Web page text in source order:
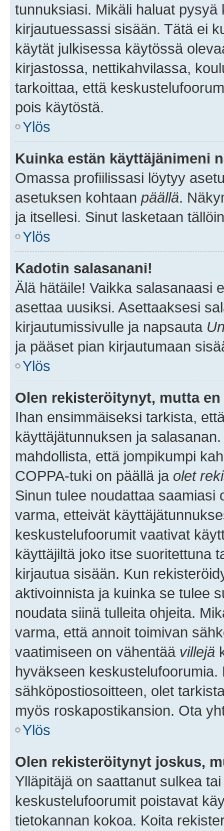
tunnuksiasi. Mikäli haluat
kirjautuessassi sisään. Tätä ei
käytät julkisessa käytössä
kirjastossa, nettikahvilassa,
tarkoittaa, että
pois käytöstä.
Ylös
Kuinka estän käyttäjänimeni
Omassa profiilissasi löytyy
asetuksen kohtaan päällä.
ja itsellesi. Sinut lasketaan
Ylös
Kadotin salasanani!
Älä hätäile! Vaikka salasanaasi
asettaa uusiksi. Asettaaksesi
kirjautumissivulle ja napsauta
ja pääset pian kirjautumaan
Ylös
Olen rekisteröitynyt, mutta
Ihan ensimmäiseksi tarkista,
käyttäjätunnuksen ja
mahdollista, että jompikumpi
COPPA-tuki on päällä ja olet
Sinun tulee noudattaa saamiasi
varma, etteivät
keskustelufoorumit vaativat
käyttäjiltä joko itse suoritettuna
kirjautua sisään. Kun
aktivoinnista ja kuinka se tulee
noudata siinä tulleita ohjeita.
varma, että annoit toimivan
vaatimiseen on vähentää villejä
hyväkseen
sähköpostiosoitteen, olet
myös roskapostikansion. Ota
Ylös
Olen rekisteröitynyt joskus,
Ylläpitäjä on saattanut sulkea
keskustelufoorumit poistavat
tietokannan kokoa. Koita